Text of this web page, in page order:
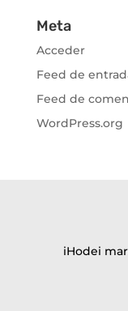
Meta
Acceder
Feed de
Feed de
WordPress.org
iHodei